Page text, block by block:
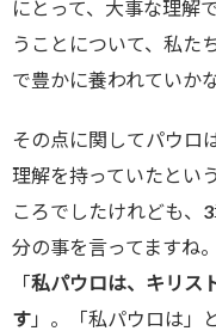
にとって、大事な理解
うことについて、私た
で豊かに養われていか
その点に関してパウロ
理解を持っていたとい
ころでしたけれども、
分の事を言ってますね。
「私パウロは、キリス
す 」。「私パウロは」